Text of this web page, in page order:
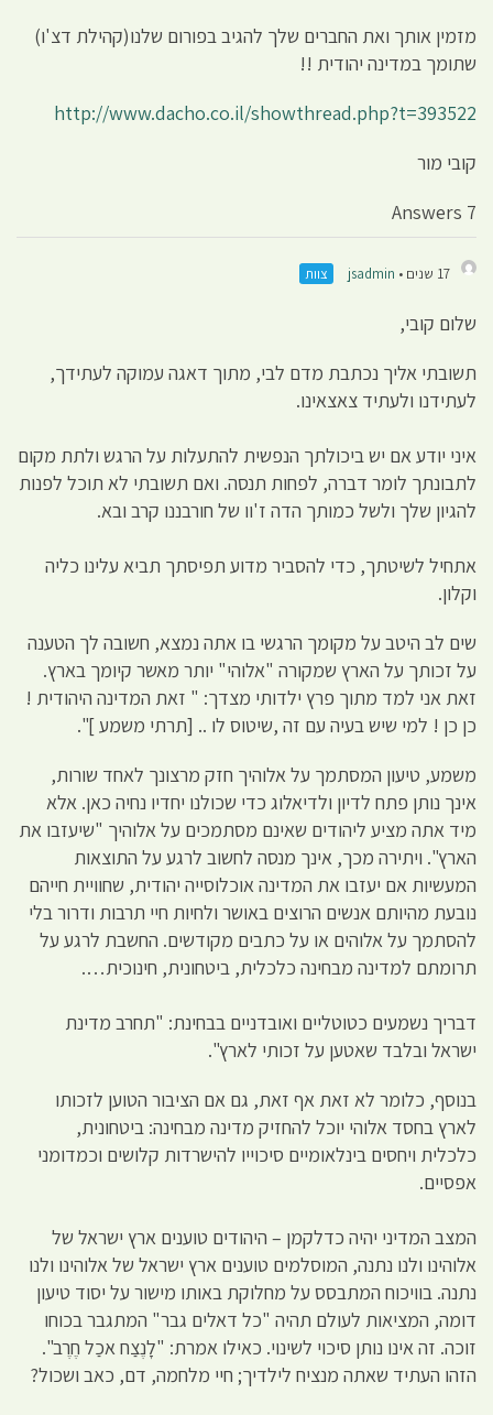
מזמין אותך ואת החברים שלך להגיב בפורום שלנו(קהילת דצ'ו)
שתומך במדינה יהודית !!
http://www.dacho.co.il/showthread.php?t=393522
קובי מור
7 Answers
17 שנים • jsadmin צוות
שלום קובי,
תשובתי אליך נכתבת מדם לבי, מתוך דאגה עמוקה לעתידך,
לעתידנו ולעתיד צאצאינו.
איני יודע אם יש ביכולתך הנפשית להתעלות על הרגש ולתת מקום
לתבונתך לומר דברה, לפחות תנסה. ואם תשובתי לא תוכל לפנות
להגיון שלך ולשל כמותך הדה ז'וו של חורבננו קרב ובא.
אתחיל לשיטתך, כדי להסביר מדוע תפיסתך תביא עלינו כליה
וקלון.
שים לב היטב על מקומך הרגשי בו אתה נמצא, חשובה לך הטענה
על זכותך על הארץ שמקורה "אלוהי" יותר מאשר קיומך בארץ.
זאת אני למד מתוך פרץ ילדותי מצדך: " זאת המדינה היהודית !
כן כן ! למי שיש בעיה עם זה ,שיטוס לו .. [תרתי משמע ]".
משמע, טיעון המסתמך על אלוהיך חזק מרצונך לאחד שורות,
אינך נותן פתח לדיון ולדיאלוג כדי שכולנו יחדיו נחיה כאן. אלא
מיד אתה מציע ליהודים שאינם מסתמכים על אלוהיך "שיעזבו את
הארץ". ויתירה מכך, אינך מנסה לחשוב לרגע על התוצאות
המעשיות אם יעזבו את המדינה אוכלוסייה יהודית, שחוויית חייהם
נובעת מהיותם אנשים הרוצים באושר ולחיות חיי תרבות ודרור בלי
להסתמך על אלוהים או על כתבים מקודשים. החשבת לרגע על
תרומתם למדינה מבחינה כלכלית, ביטחונית, חינוכית….
דבריך נשמעים כטוטליים ואובדניים בבחינת: "תחרב מדינת
ישראל ובלבד שאטען על זכותי לארץ".
בנוסף, כלומר לא זאת אף זאת, גם אם הציבור הטוען לזכותו
לארץ בחסד אלוהי יוכל להחזיק מדינה מבחינה: ביטחונית,
כלכלית ויחסים בינלאומיים סיכוייו להישרדות קלושים וכמדומני
אפסיים.
המצב המדיני יהיה כדלקמן – היהודים טוענים ארץ ישראל של
אלוהינו ולנו נתנה, המוסלמים טוענים ארץ ישראל של אלוהינו ולנו
נתנה. בוויכוח המתבסס על מחלוקת באותו מישור על יסוד טיעון
דומה, המציאות לעולם תהיה "כל דאלים גבר" המתגבר בכוחו
זוכה. זה אינו נותן סיכוי לשינוי. כאילו אמרת: "לָנֶצַח אכַל חֶרֶב".
הזהו העתיד שאתה מנציח לילדיך; חיי מלחמה, דם, כאב ושכול?